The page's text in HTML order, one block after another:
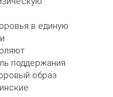
в единую
поддержания
образ